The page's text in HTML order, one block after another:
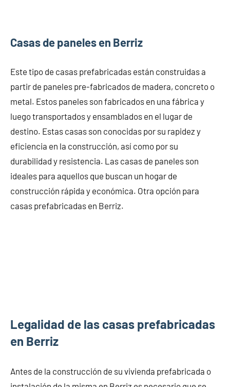
Casas de paneles en Berriz
Este tipo de casas prefabricadas están construidas a
partir de paneles pre-fabricados de madera, concreto o
metal. Estos paneles son fabricados en una fábrica y
luego transportados y ensamblados en el lugar de
destino. Estas casas son conocidas por su rapidez y
eficiencia en la construcción, así como por su
durabilidad y resistencia. Las casas de paneles son
ideales para aquellos que buscan un hogar de
construcción rápida y económica. Otra opción para
casas prefabricadas en Berriz.
Legalidad de las casas prefabricadas
en Berriz
Antes de la construcción de su vivienda prefabricada o